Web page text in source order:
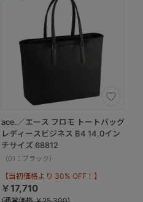
ace.／エース フロモ トートバッグ
レディースビジネス B4 14.0イン
チサイズ 68812
（01：ブラック）
【当初価格より 30% OFF！】
￥17,710